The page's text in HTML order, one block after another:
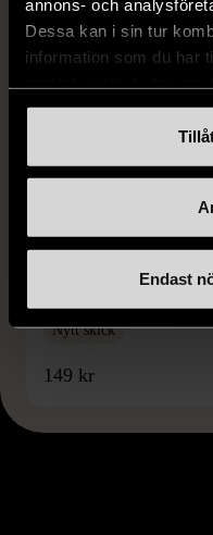
annons- och
Dessa kan i sin tur
information som du har
Endast
Nytt skick
149 kr